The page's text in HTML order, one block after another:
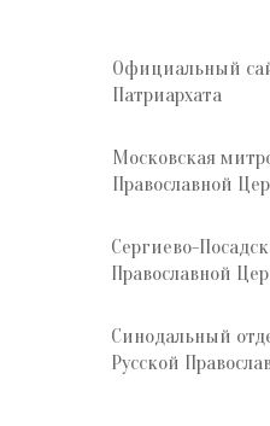
Официальный
Патриархата
Московская
Православной
Сергиево-
Православной
Синодальный
Русской